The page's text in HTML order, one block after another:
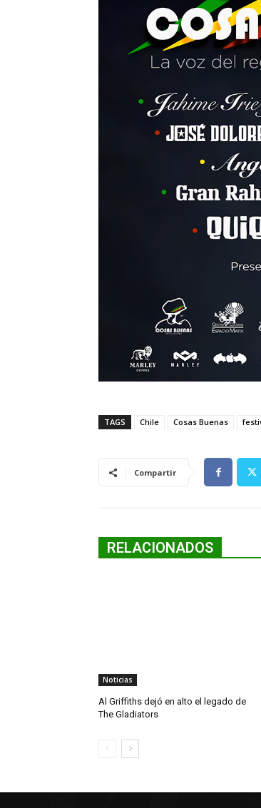
TAGS Chile Cosas Buenas
Compartir
RELACIONADOS
Noticias
Al Griffiths dejó en alto el legado de
The Gladiators